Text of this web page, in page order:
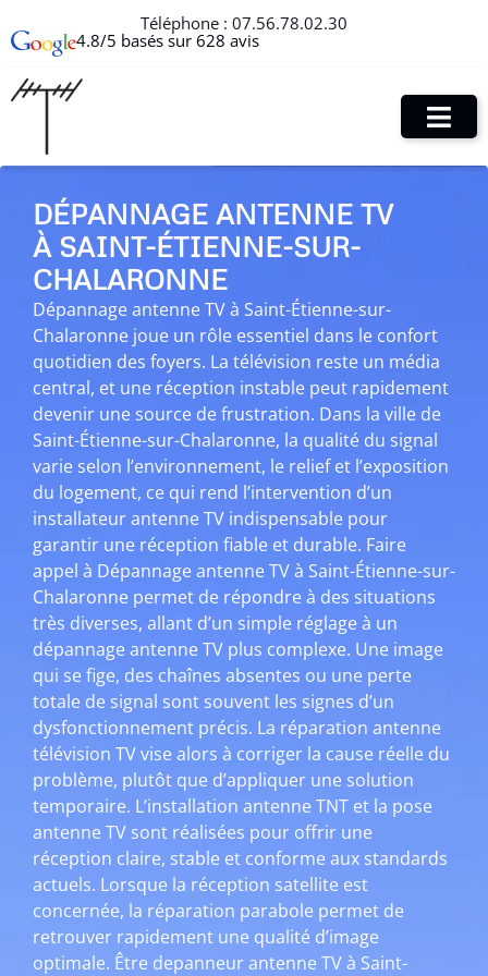
Téléphone : 07.56.78.02.30
4.8/5 basés sur 628 avis
DÉPANNAGE ANTENNE TV
À SAINT-ÉTIENNE-SUR-
CHALARONNE
Dépannage antenne TV à Saint-Étienne-sur-
Chalaronne joue un rôle essentiel dans le confort
quotidien des foyers. La télévision reste un média
central, et une réception instable peut rapidement
devenir une source de frustration. Dans la ville de
Saint-Étienne-sur-Chalaronne, la qualité du signal
varie selon l’environnement, le relief et l’exposition
du logement, ce qui rend l’intervention d’un
installateur antenne TV indispensable pour
garantir une réception fiable et durable. Faire
appel à Dépannage antenne TV à Saint-Étienne-sur-
Chalaronne permet de répondre à des situations
très diverses, allant d’un simple réglage à un
dépannage antenne TV plus complexe. Une image
qui se fige, des chaînes absentes ou une perte
totale de signal sont souvent les signes d’un
dysfonctionnement précis. La réparation antenne
télévision TV vise alors à corriger la cause réelle du
problème, plutôt que d’appliquer une solution
temporaire. L’installation antenne TNT et la pose
antenne TV sont réalisées pour offrir une
réception claire, stable et conforme aux standards
actuels. Lorsque la réception satellite est
concernée, la réparation parabole permet de
retrouver rapidement une qualité d’image
optimale. Être depanneur antenne TV à Saint-